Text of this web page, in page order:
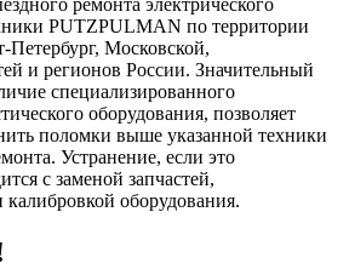
PUTZPULMAN по территории
Московской,
и регионов России. Значительный
специализированного
оборудования, позволяет
поломки выше указанной техники
Устранение, если это
с заменой запчастей,
оборудования.